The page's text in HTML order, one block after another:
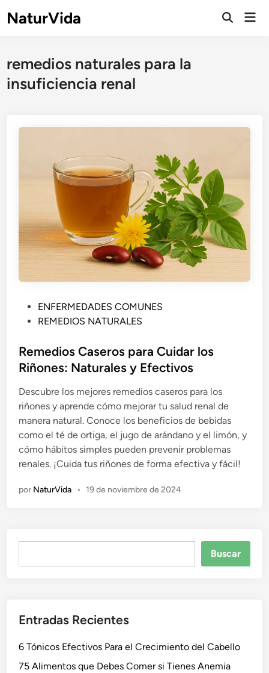
NaturVida
Abrir
remedios naturales para la
insuficiencia renal
l
i
a
d
o
e
n
ENFERMEDADES COMUNES
REMEDIOS NATURALES
Remedios Caseros para Cuidar los
Riñones: Naturales y Efectivos
Descubre los mejores remedios caseros para los
riñones y aprende cómo mejorar tu salud renal de
manera natural. Conoce los beneficios de bebidas
como el té de ortiga, el jugo de arándano y el limón, y
cómo hábitos simples pueden prevenir problemas
renales. ¡Cuida tus riñones de forma efectiva y fácil!
por NaturVida • 19 de noviembre de 2024
Buscar
Entradas Recientes
6 Tónicos Efectivos Para el Crecimiento del Cabello
75 Alimentos que Debes Comer si Tienes Anemia